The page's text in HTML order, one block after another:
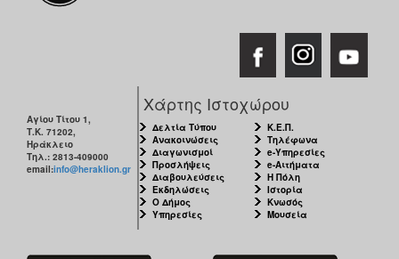
Αγίου Τίτου 1,
Τ.Κ. 71202,
Ηράκλειο
Τηλ.: 2813-409000
email:info@heraklion.gr
Χάρτης Ιστοχώρου
Δελτία Τύπου
Ανακοινώσεις
Διαγωνισμοί
Προσλήψεις
Διαβουλεύσεις
Εκδηλώσεις
Ο Δήμος
Υπηρεσίες
Κ.Ε.Π.
Τηλέφωνα
e-Υπηρεσίες
e-Αιτήματα
Η Πόλη
Ιστορία
Κνωσός
Μουσεία